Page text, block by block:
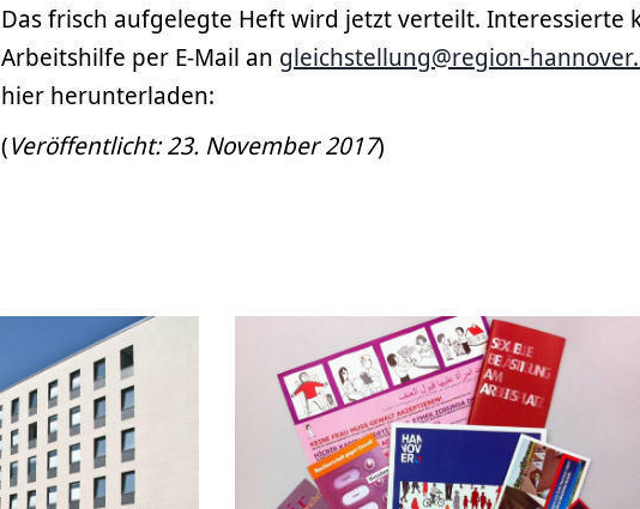
Das frisch aufgelegte Heft wird jetzt verteilt. Interessierte
Arbeitshilfe per E-Mail an gleichstellung@region-
hier herunterladen:
(Veröffentlicht: 23. November 2017)